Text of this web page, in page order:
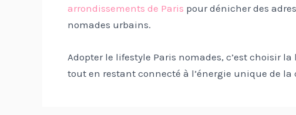
arrondissements de Paris pour dénicher des
nomades urbains.
Adopter le lifestyle Paris nomades, c’est choisir
tout en restant connecté à l’énergie unique de la